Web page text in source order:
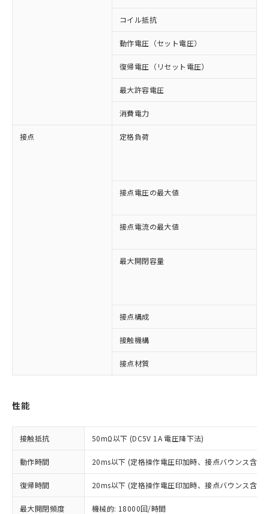
コイル抵抗
動作電圧（セット電圧）
復帰電圧（リセット電圧）
最大許容電圧
消費電力
接点 定格負荷
接点電圧の最大値
接点電流の最大値
最大開閉容量
接点構成
接触機構
接点材質
性能
接触抵抗 50mΩ以下 (DC5V 1A 電圧降下法)
動作時間 20ms以下 (定格操作電圧印加時、接点バウンス含ま
復帰時間 20ms以下 (定格操作電圧印加時、接点バウンス含ま
最大開閉頻度 機械的: 18000回/時間
以下の条件をお読みいただき、同意のうえ
ご利用ください。
本サービスは、当社制御機器事業取扱
商品の当社在庫状況および標準価格
(税抜)を提供させていただくもので
対応済み：EU RoHS指令（10物質）の
非含有に対応した製品が提供可能な商品で
商品です。
対応予定なし：EU RoHS指令（10物質）の
非含有に非対応の商品で、対応品を出す予
定はありません。
調査・確認中：EU RoHS指令（10物質）の
非含有の対応状況を調査中または確認中の
商品です。
※1 中国RoHS○×表
「○」：最大均質材料含有率が中国RoHSの